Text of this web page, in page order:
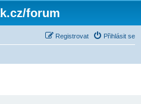
forum
Přihlásit se
Registrovat